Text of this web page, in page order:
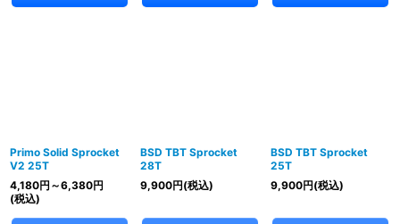
Primo Solid Sprocket
V2 25T
4,180円 ～6,380円
(税込)
BSD TBT Sprocket
28T
9,900円(税込)
BSD TBT Sprocket
25T
9,900円(税込)